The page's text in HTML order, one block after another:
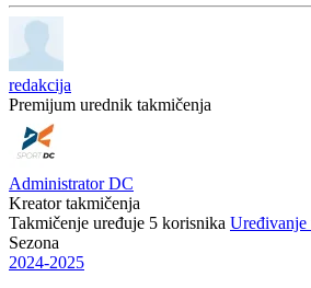
redakcija
Premijum urednik takmičenja
Administrator DC
Kreator takmičenja
Takmičenje uređuje 5 korisnika Uređivanje
Sezona
2024-2025